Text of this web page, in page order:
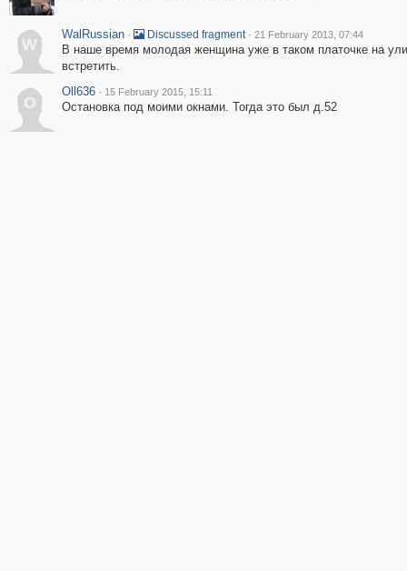
W
WalRussian · Discussed fragment · 21 February 2013, 07:44
В наше время молодая женщина уже в таком платочке на
встретить.
O
Oll636 · 15 February 2015, 15:11
Остановка под моими окнами. Тогда это был д.52